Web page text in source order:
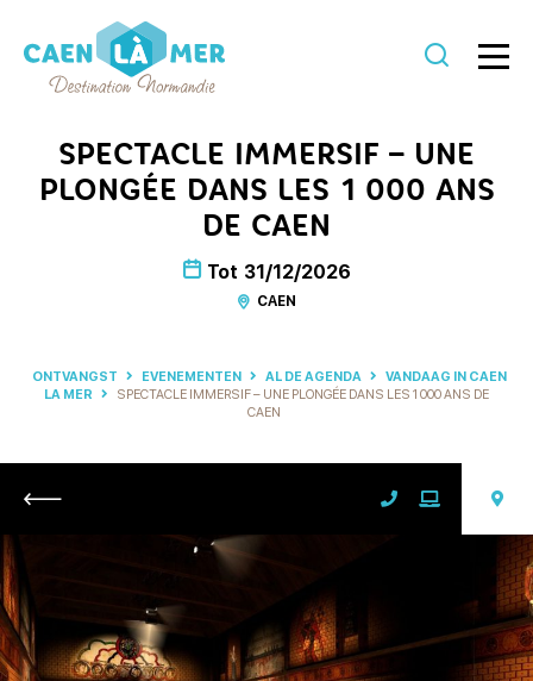
mer
Toerisme
SPECTACLE IMMERSIF – UNE
PLONGÉE DANS LES 1 000 ANS
DE CAEN
Tot 31/12/2026
CAEN
ONTVANGST EVENEMENTEN AL DE AGENDA
VANDAAG IN CAEN
LA MER
SPECTACLE IMMERSIF – UNE PLONGÉE DANS LES 1 000 ANS DE
CAEN
Retour